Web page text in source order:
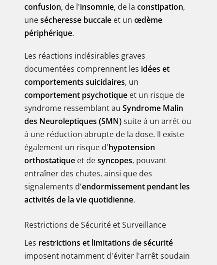
confusion, de l'insomnie, de la constipation,
unesécheresse buccale et un œdème
périphérique.
Les réactions indésirables graves
documentées comprennent les idées et
comportements suicidaires, un
comportement psychotique et un risque de
syndrome ressemblant au Syndrome Malin
des Neuroleptiques (SMN)suite à un arrêt ou
à une réduction abrupte de la dose. Il existe
également un risque d'hypotension
orthostatique et desyncopes, pouvant
entraîner des chutes, ainsi que des
signalements d'endormissement pendant les
activités de la vie quotidienne.
Restrictions de Sécurité et Surveillance
Les restrictions et limitations de sécurité
imposent notamment d'éviter l'arrêt soudain